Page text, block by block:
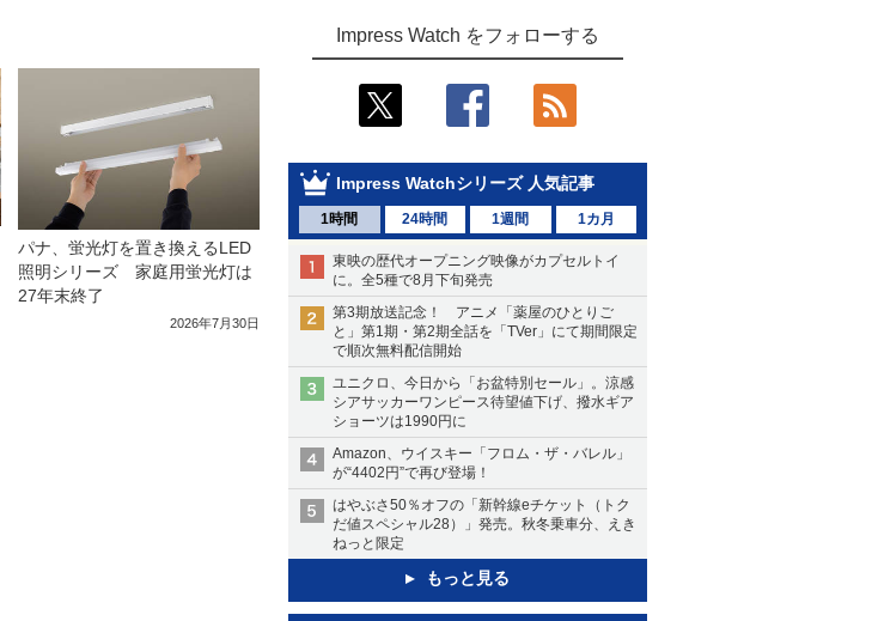
Impress Watch をフォローする
Impress Watchシリーズ 人気記事
1時間 24時間 1週間 1カ月
東映の歴代オープニング映像がカプセルトイ
に。全5種で8月下旬発売
第3期放送記念！ アニメ「薬屋のひとりご
と」第1期・第2期全話を「TVer」にて期間限定
で順次無料配信開始
ユニクロ、今日から「お盆特別セール」。涼感
シアサッカーワンピース待望値下げ、撥水ギア
ショーツは1990円に
Amazon、ウイスキー「フロム・ザ・バレル」
が“4402円”で再び登場！
はやぶさ50％オフの「新幹線eチケット（トク
だ値スペシャル28）」発売。秋冬乗車分、えき
ねっと限定
もっと見る
パナ、蛍光灯を置き換えるLED
照明シリーズ 家庭用蛍光灯は
27年末終了
2026年7月30日